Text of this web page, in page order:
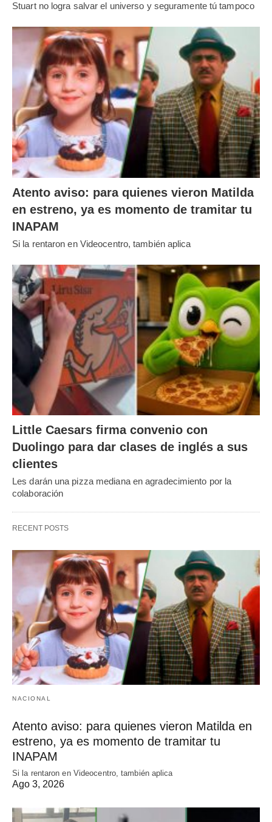
Stuart no logra salvar el universo y seguramente tú tampoco
Atento aviso: para quienes vieron Matilda
en estreno, ya es momento de tramitar tu
INAPAM
Si la rentaron en Videocentro, también aplica
Little Caesars firma convenio con
Duolingo para dar clases de inglés a sus
clientes
Les darán una pizza mediana en agradecimiento por la
colaboración
RECENT POSTS
NACIONAL
Atento aviso: para quienes vieron Matilda en
estreno, ya es momento de tramitar tu
INAPAM
Si la rentaron en Videocentro, también aplica
Ago 3, 2026